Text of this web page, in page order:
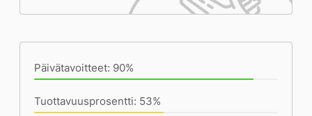
Päivätavoitteet: 90%
Tuottavuusprosentti: 53%